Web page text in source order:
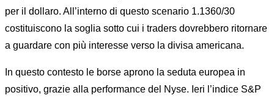
per il dollaro. All’interno di questo scenario 1.1360/30
costituiscono la soglia sotto cui i traders dovrebbero ritornare
a guardare con più interesse verso la divisa americana.
In questo contesto le borse aprono la seduta europea in
positivo, grazie alla performance del Nyse. Ieri l’indice S&P